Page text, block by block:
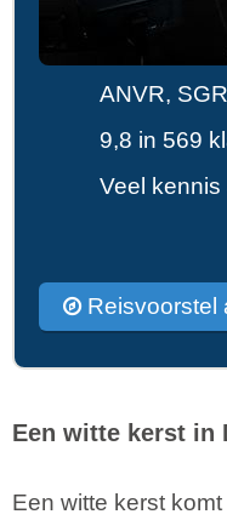
ANVR,
9,8 in 569
Veel kennis
Reisvoorstel
Een witte kerst in
Een witte kerst